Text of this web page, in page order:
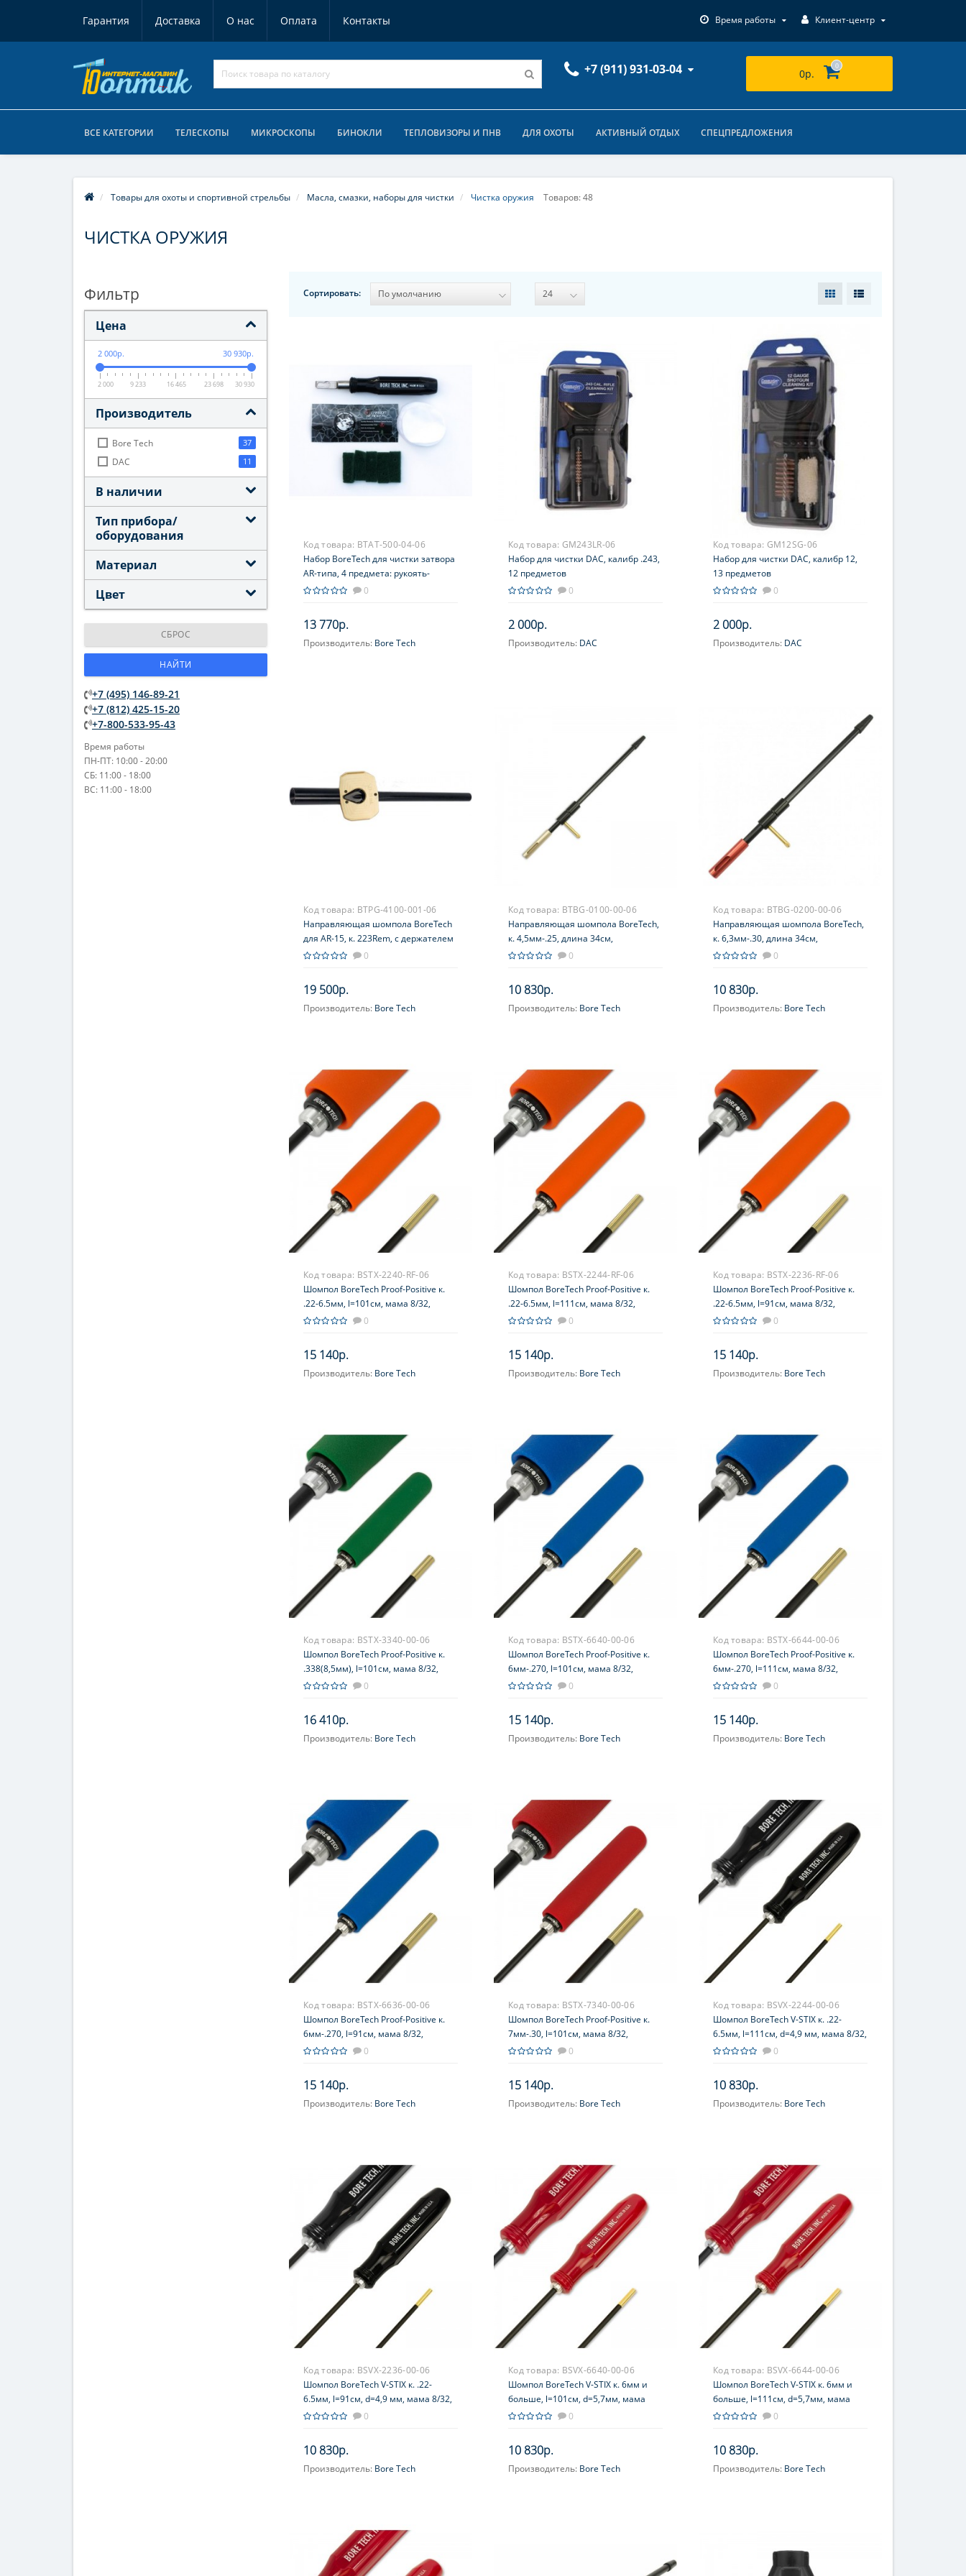
Гарантия Доставка О нас Оплата Контакты Время работы Клиент-центр
+7 (911) 931-03-04 0р.
0
ВСЕ КАТЕГОРИИ ТЕЛЕСКОПЫ МИКРОСКОПЫ БИНОКЛИ ТЕПЛОВИЗОРЫ И ПНВ ДЛЯ ОХОТЫ АКТИВНЫЙ ОТДЫХ СПЕЦПРЕДЛОЖЕНИЯ
Товары для охоты и спортивной стрельбы Масла, смазки, наборы для чистки Чистка оружия Товаров: 48
ЧИСТКА ОРУЖИЯ
Фильтр
Цена
2 000р. 30 930р.
2 000 9 233 16 465 23 698 30 930
Производитель
Bore Tech 37
DAC 11
В наличии
Тип прибора/
оборудования
Материал
Цвет
СБРОС
НАЙТИ
+7 (495) 146-89-21
+7 (812) 425-15-20
+7-800-533-95-43
Время работы
ПН-ПТ: 10:00 - 20:00
СБ: 11:00 - 18:00
ВС: 11:00 - 18:00
Сортировать:
Код товара: BTAT-500-04-06
Набор BoreTech для чистки затвора
AR-типа, 4 предмета: рукоять-
скребок, пачти, мин.вата, средство
0
13 770р.
Производитель: Bore Tech
Код товара: GM243LR-06
Набор для чистки DAC, калибр .243,
12 предметов
0
2 000р.
Производитель: DAC
Код товара: GM12SG-06
Набор для чистки DAC, калибр 12,
13 предметов
0
2 000р.
Производитель: DAC
Код товара: BTPG-4100-001-06
Направляющая шомпола BoreTech
для AR-15, к. 223Rem, с держателем
патча, L=343мм, алюмин.трубка,
0
19 500р.
Производитель: Bore Tech
Код товара: BTBG-0100-00-06
Направляющая шомпола BoreTech,
к. 4,5мм-.25, длина 34см,
алюминий, порт для химии,
0
10 830р.
Производитель: Bore Tech
Код товара: BTBG-0200-00-06
Направляющая шомпола BoreTech,
к. 6,3мм-.30, длина 34см,
алюминий, порт для химии,
0
10 830р.
Производитель: Bore Tech
Код товара: BSTX-2240-RF-06
Шомпол BoreTech Proof-Positive к.
.22-6.5мм, l=101см, мама 8/32,
сталь+оплетка, рук.–вспен.полимер,
0
15 140р.
Производитель: Bore Tech
Код товара: BSTX-2244-RF-06
Шомпол BoreTech Proof-Positive к.
.22-6.5мм, l=111см, мама 8/32,
сталь+оплтека, рук.–вспен.полимер,
0
15 140р.
Производитель: Bore Tech
Код товара: BSTX-2236-RF-06
Шомпол BoreTech Proof-Positive к.
.22-6.5мм, l=91см, мама 8/32,
сталь+оплетка, рук.–вспен.полимер,
0
15 140р.
Производитель: Bore Tech
Код товара: BSTX-3340-00-06
Шомпол BoreTech Proof-Positive к.
.338(8,5мм), l=101см, мама 8/32,
сталь+оплетка, рук.–вспен.полимер,
0
16 410р.
Производитель: Bore Tech
Код товара: BSTX-6640-00-06
Шомпол BoreTech Proof-Positive к.
6мм-.270, l=101см, мама 8/32,
сталь+оплетка, рук.–вспен.полимер,
0
15 140р.
Производитель: Bore Tech
Код товара: BSTX-6644-00-06
Шомпол BoreTech Proof-Positive к.
6мм-.270, l=111см, мама 8/32,
сталь+оплетка, рук.–вспен.полимер,
0
15 140р.
Производитель: Bore Tech
Код товара: BSTX-6636-00-06
Шомпол BoreTech Proof-Positive к.
6мм-.270, l=91см, мама 8/32,
сталь+оплетка, рук.–вспен.полимер,
0
15 140р.
Производитель: Bore Tech
Код товара: BSTX-7340-00-06
Шомпол BoreTech Proof-Positive к.
7мм-.30, l=101см, мама 8/32,
сталь+оплетка, рук.–вспен.полимер,
0
15 140р.
Производитель: Bore Tech
Код товара: BSVX-2244-00-06
Шомпол BoreTech V-STIX к. .22-
6.5мм, l=111см, d=4,9 мм, мама 8/32,
сталь+оплетка, рукоять–пластик,
0
10 830р.
Производитель: Bore Tech
Код товара: BSVX-2236-00-06
Шомпол BoreTech V-STIX к. .22-
6.5мм, l=91см, d=4,9 мм, мама 8/32,
сталь+оплетка, рукоять–пластик,
0
10 830р.
Производитель: Bore Tech
Код товара: BSVX-6640-00-06
Шомпол BoreTech V-STIX к. 6мм и
больше, l=101см, d=5,7мм, мама
8/32, сталь+оплетка, рукоять–
0
10 830р.
Производитель: Bore Tech
Код товара: BSVX-6644-00-06
Шомпол BoreTech V-STIX к. 6мм и
больше, l=111см, d=5,7мм, мама
8/32, сталь+оплетка, рукоять–
0
10 830р.
Производитель: Bore Tech